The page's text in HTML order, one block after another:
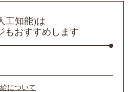
工知能)は
もおすすめします
について